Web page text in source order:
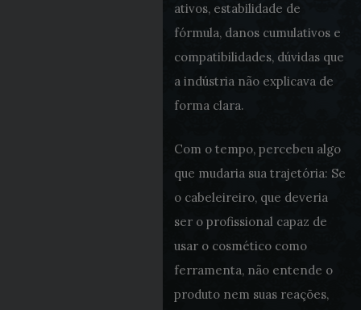
ativos, estabilidade de
fórmula, danos cumulativos e
compatibilidades, dúvidas que
a indústria não explicava de
forma clara.
Com o tempo, percebeu algo
que mudaria sua trajetória: Se
o cabeleireiro, que deveria
ser o profissional capaz de
usar o cosmético como
ferramenta, não entende o
produto nem suas reações,